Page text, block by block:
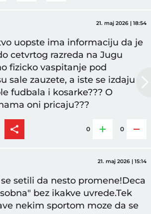
21. maj 2026 | 18:54
uopste ima informaciju da je
cetvrtog razreda na Jugu
fizicko vaspitanje pod
sale zauzete, a iste se izdaju
fudbala i kosarke??? O
oni pricaju???
0 0
21. maj 2026 | 15:14
setili da nesto promene!Deca
bez ikakve uvrede.Tek
nekim sportom moze da se